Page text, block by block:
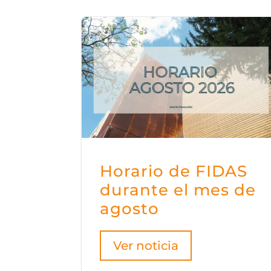
Horario de FIDAS
durante el mes de
agosto
Ver noticia